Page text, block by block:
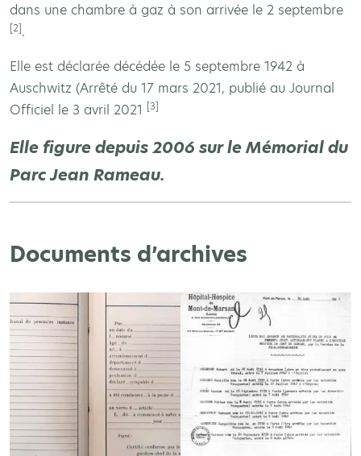
dans une chambre à gaz à son arrivée le 2 septembre
[2].
Elle est déclarée décédée le 5 septembre 1942 à
Auschwitz (Arrêté du 17 mars 2021, publié au Journal
Officiel le 3 avril 2021 [3]
Elle figure depuis 2006 sur le Mémorial du
Parc Jean Rameau.
Documents d’archives